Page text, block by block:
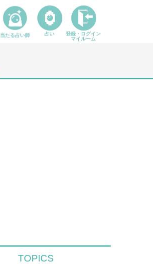
TOPICS
当たる占い師 占い
登録・ログイン
マイルーム